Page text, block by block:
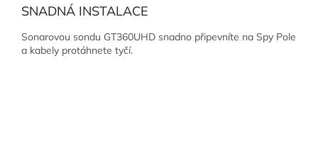
SNADNÁ INSTALACE
Sonarovou sondu GT360UHD snadno připevníte na Spy Pole
a kabely protáhnete tyčí.